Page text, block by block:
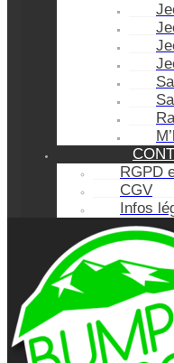
RGPD
CGV
Infos